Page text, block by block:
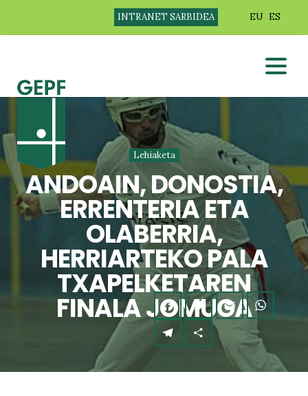
INTRANET SARBIDEA EU ES
Lehiaketa
ANDOAIN, DONOSTIA,
ERRENTERIA ETA
OLABERRIA,
HERRIARTEKO PALA
TXAPELKETAREN
FINALA JOMUGA